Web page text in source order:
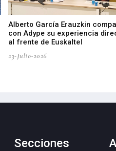
Alberto García Erauzkin
con Adype su experiencia
al frente de Euskaltel
23-Julio-2026
Secciones